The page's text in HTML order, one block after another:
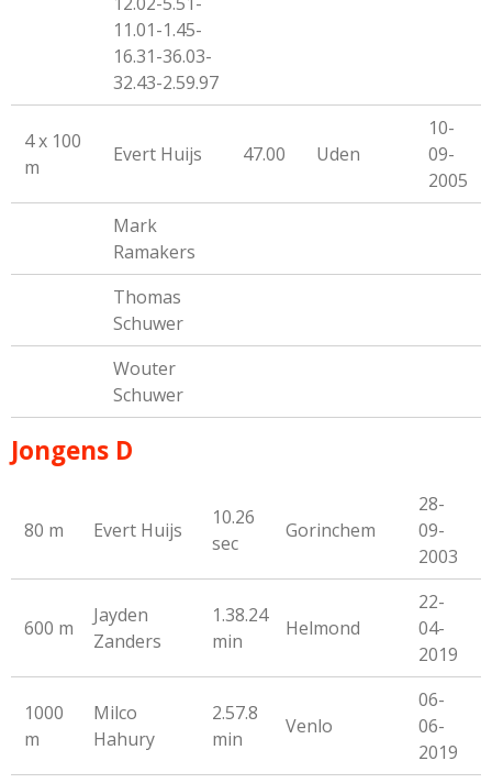
11.01-1.45-
16.31-36.03-
32.43-2.59.97
4 x 100
m
Evert Huijs 47.00 Uden
10-
09-
2005
Mark
Ramakers
Thomas
Schuwer
Wouter
Schuwer
Jongens D
80 m Evert Huijs
10.26
sec
Gorinchem
28-
09-
2003
600 m
Jayden
Zanders
1.38.24
min
Helmond
22-
04-
2019
1000
m
Milco
Hahury
2.57.8
min
Venlo
06-
06-
2019